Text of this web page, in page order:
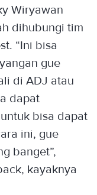
Wiryawan
dihubungi tim
“Ini bisa
gue
di ADJ atau
dapat
bisa dapat
ini, gue
banget”,
kayaknya